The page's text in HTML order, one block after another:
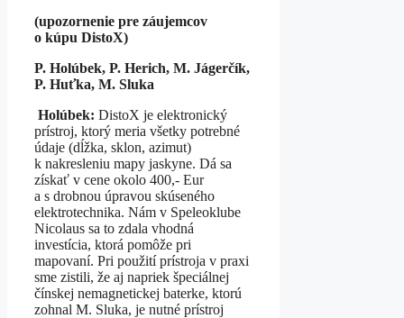
(upozornenie pre záujemcov
o kúpu DistoX)
P. Holúbek, P. Herich, M. Jágerčík,
P. Huťka, M. Sluka
Holúbek: DistoX je elektronický
prístroj, ktorý meria všetky potrebné
údaje (dĺžka, sklon, azimut)
k nakresleniu mapy jaskyne. Dá sa
získať v cene okolo 400,- Eur
a s drobnou úpravou skúseného
elektrotechnika. Nám v Speleoklube
Nicolaus sa to zdala vhodná
investícia, ktorá pomôže pri
mapovaní. Pri použití prístroja v praxi
sme zistili, že aj napriek špeciálnej
čínskej nemagnetickej baterke, ktorú
zohnal M. Sluka, je nutné prístroj